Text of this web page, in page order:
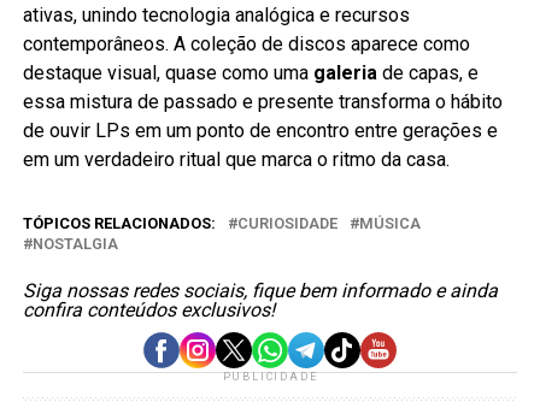
ativas, unindo tecnologia analógica e recursos
contemporâneos. A coleção de discos aparece como
destaque visual, quase como uma galeriade capas, e
essa mistura de passado e presente transforma o hábito
de ouvir LPs em um ponto de encontro entre gerações e
em um verdadeiro ritual que marca o ritmo da casa.
TÓPICOS RELACIONADOS: CURIOSIDADE
MÚSICA
NOSTALGIA
Siga nossas redes sociais, fique bem informado e ainda
confira conteúdos exclusivos!
PUBLICIDADE